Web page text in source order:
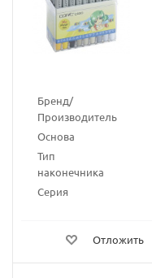
Бренд/
Производитель
Основа
Тип
наконечника
Серия
Отложить